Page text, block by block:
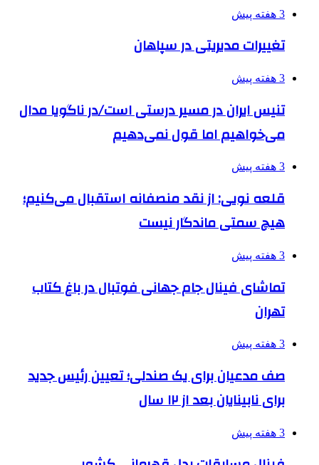
3 هفته پیش
تغییرات مدیریتی در سپاهان
3 هفته پیش
تنیس ایران در مسیر درستی است/در ناگویا مدال
می‌خواهیم اما قول نمی‌دهیم
3 هفته پیش
قلعه نویی: از نقد منصفانه استقبال می‌کنیم؛
هیچ سمتی ماندگار نیست
3 هفته پیش
تماشای فینال جام جهانی فوتبال در باغ کتاب
تهران
3 هفته پیش
صف مدعیان برای یک صندلی؛ تعیین رئیس جدید
برای نابینایان بعد از ۱۲ سال
3 هفته پیش